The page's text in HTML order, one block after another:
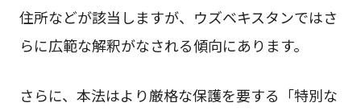
住所などが該当しますが、ウズベキスタンではさ
らに広範な解釈がなされる傾向にあります。
さらに、本法はより厳格な保護を要する「特別な